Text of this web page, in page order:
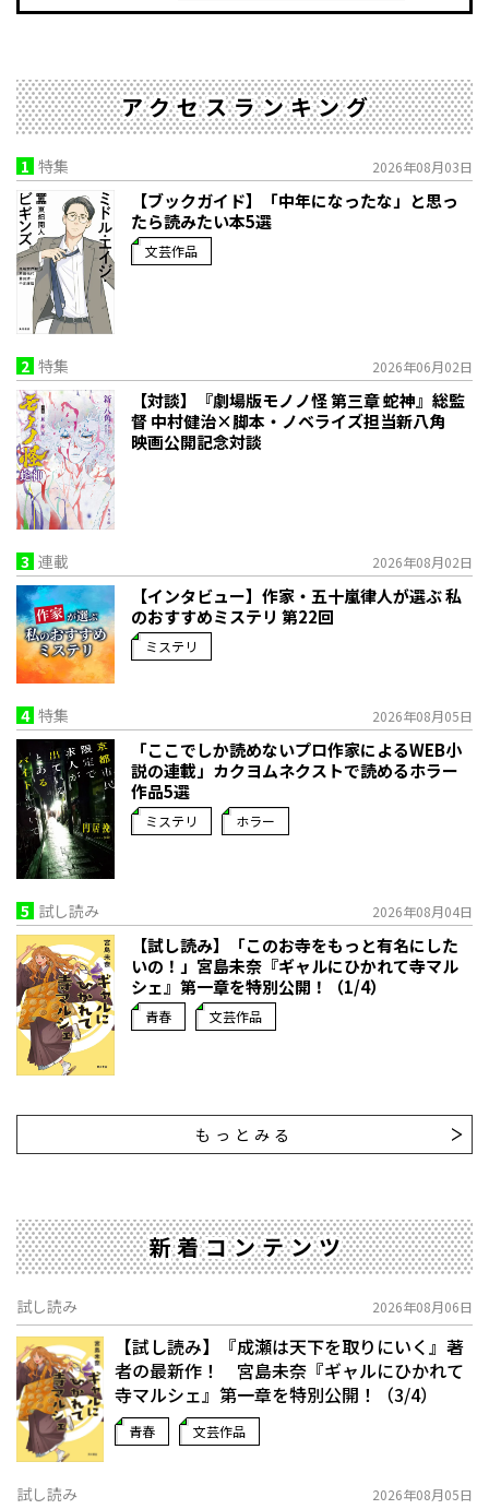
アクセスランキング
1 特集 2026年08月03日
【ブックガイド】「中年になったな」と思っ
たら読みたい本5選
文芸作品
2 特集 2026年06月02日
【対談】『劇場版モノノ怪 第三章 蛇神』総監
督 中村健治×脚本・ノベライズ担当新八角
映画公開記念対談
3 連載 2026年08月02日
【インタビュー】作家・五十嵐律人が選ぶ 私
のおすすめミステリ 第22回
ミステリ
4 特集 2026年08月05日
「ここでしか読めないプロ作家によるWEB小
説の連載」――カクヨムネクストで読めるホラー
作品5選
ミステリ ホラー
5 試し読み 2026年08月04日
【試し読み】「このお寺をもっと有名にした
いの！」宮島未奈『ギャルにひかれて寺マル
シェ』第一章を特別公開！（1/4）
青春 文芸作品
もっとみる
新着コンテンツ
試し読み 2026年08月06日
【試し読み】『成瀬は天下を取りにいく』著
者の最新作！ 宮島未奈『ギャルにひかれて
寺マルシェ』第一章を特別公開！（3/4）
青春 文芸作品
試し読み 2026年08月05日